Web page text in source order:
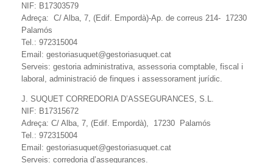
NIF: B17303579
Adreça: C/ Alba, 7, (Edif. Empordà)-Ap. de correus 214- 17230
Palamós
Tel.: 972315004
Email: gestoriasuquet@gestoriasuquet.cat
Serveis: gestoria administrativa, assessoria comptable, fiscal i
laboral, administració de finques i assessorament jurídic.
J. SUQUET CORREDORIA D’ASSEGURANCES, S.L.
NIF: B17315672
Adreça: C/ Alba, 7, (Edif. Empordà), 17230 Palamós
Tel.: 972315004
Email: gestoriasuquet@gestoriasuquet.cat
Serveis: corredoria d’assegurances.